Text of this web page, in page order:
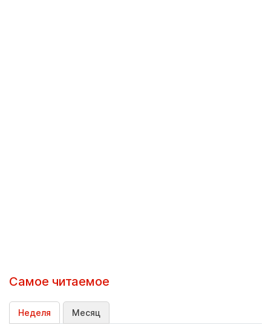
Самое читаемое
Неделя Месяц